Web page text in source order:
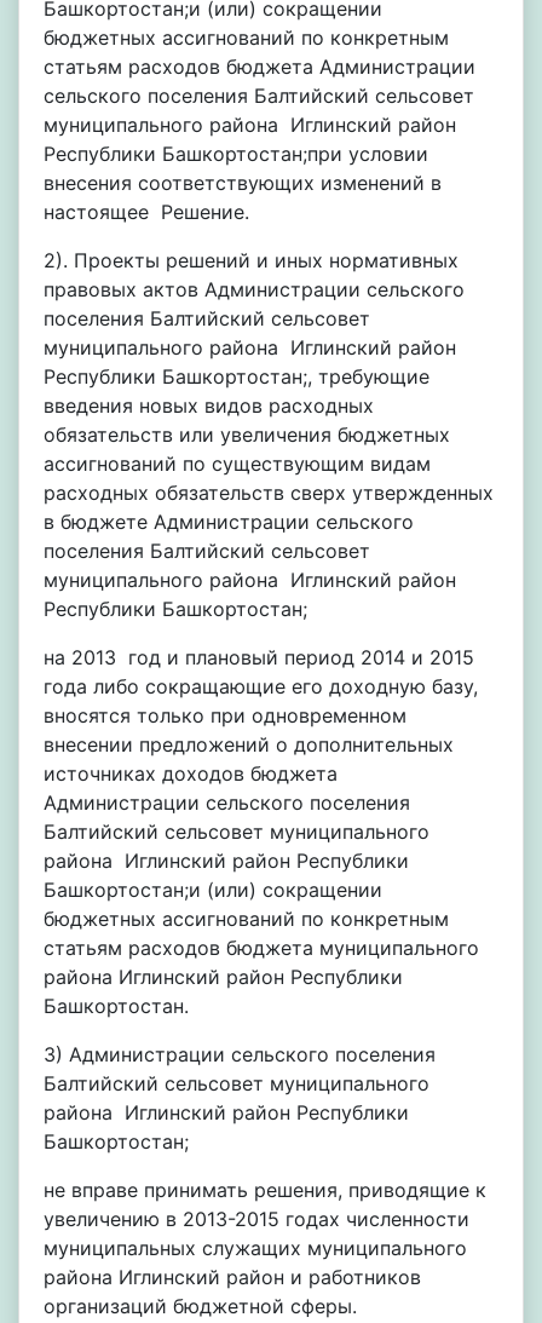
Башкортостан;и (или) сокращении
бюджетных ассигнований по конкретным
статьям расходов бюджета Администрации
сельского поселения Балтийский сельсовет
муниципального района Иглинский район
Республики Башкортостан;при условии
внесения соответствующих изменений в
настоящее Решение.
2). Проекты решений и иных нормативных
правовых актов Администрации сельского
поселения Балтийский сельсовет
муниципального района Иглинский район
Республики Башкортостан;, требующие
введения новых видов расходных
обязательств или увеличения бюджетных
ассигнований по существующим видам
расходных обязательств сверх утвержденных
в бюджете Администрации сельского
поселения Балтийский сельсовет
муниципального района Иглинский район
Республики Башкортостан;
на 2013 год и плановый период 2014 и 2015
года либо сокращающие его доходную базу,
вносятся только при одновременном
внесении предложений о дополнительных
источниках доходов бюджета
Администрации сельского поселения
Балтийский сельсовет муниципального
района Иглинский район Республики
Башкортостан;и (или) сокращении
бюджетных ассигнований по конкретным
статьям расходов бюджета муниципального
района Иглинский район Республики
Башкортостан.
3) Администрации сельского поселения
Балтийский сельсовет муниципального
района Иглинский район Республики
Башкортостан;
не вправе принимать решения, приводящие к
увеличению в 2013-2015 годах численности
муниципальных служащих муниципального
района Иглинский район и работников
организаций бюджетной сферы.